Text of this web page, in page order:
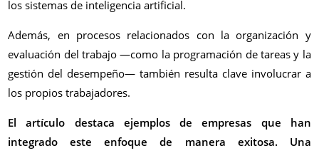
los sistemas de inteligencia artificial.
Además, en procesos relacionados con la organización y
evaluación del trabajo —como la programación de tareas y la
gestión del desempeño— también resulta clave involucrar a
los propios trabajadores.
El artículo destaca ejemplos de empresas que han
integrado este enfoque de manera exitosa. Una